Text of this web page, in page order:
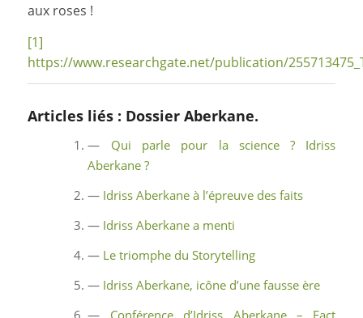
aux roses !
[1]
https://www.researchgate.net/publication/
Articles liés : Dossier Aberkane.
— Qui parle pour la science ? Idriss
Aberkane ?
— Idriss Aberkane à l’épreuve des faits
— Idriss Aberkane a menti
— Le triomphe du Storytelling
— Idriss Aberkane, icône d’une fausse ère